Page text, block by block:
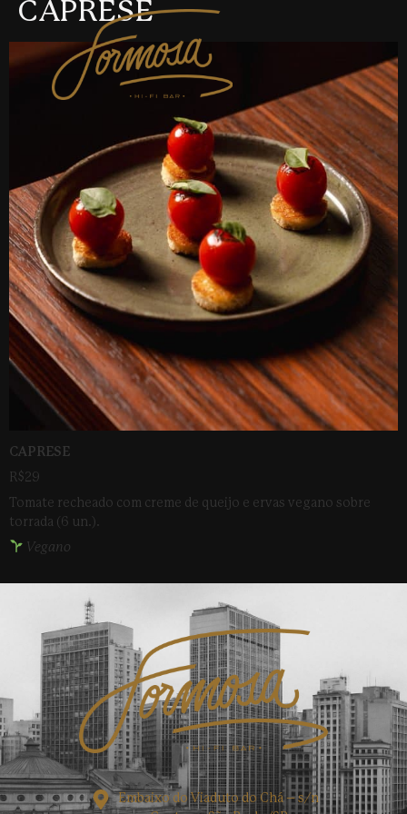
CAPRESE
CAPRESE
R$29
Tomate recheado com creme de queijo e ervas vegano sobre
torrada (6 un.).
Vegano
Embaixo do Viaduto do Chá – s/n